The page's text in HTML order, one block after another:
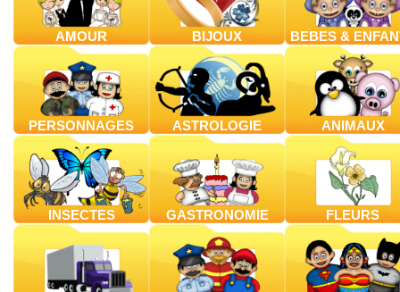
AMOUR BIJOUX BEBES &
PERSONNAGES ASTROLOGIE ANIMAUX
INSECTES GASTRONOMIE FLEURS